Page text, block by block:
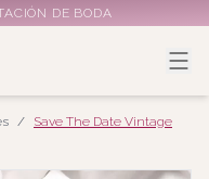
DE BODA
/ Save The Date Vintage